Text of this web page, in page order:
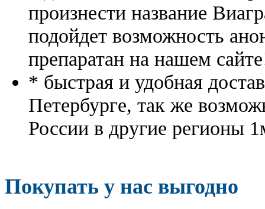
произнести название
подойдет возможность
препаратан на нашем
* быстрая и удобная
Петербурге, так же
России в другие регионы
Покупать у нас выгодно